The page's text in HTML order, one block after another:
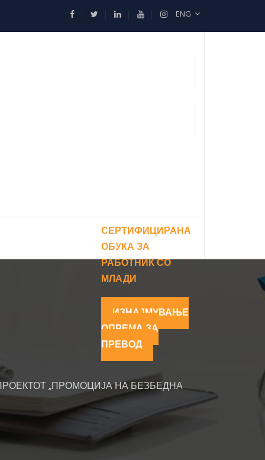
ENG
СЕРТИФИЦИРАНА
ОБУКА ЗА
РАБОТНИК СО
МЛАДИ
ИЗНАЈМУВАЊЕ
ОПРЕМА ЗА
ПРЕВОД
„ПРОМОЦИЈА НА БЕЗБЕДНА